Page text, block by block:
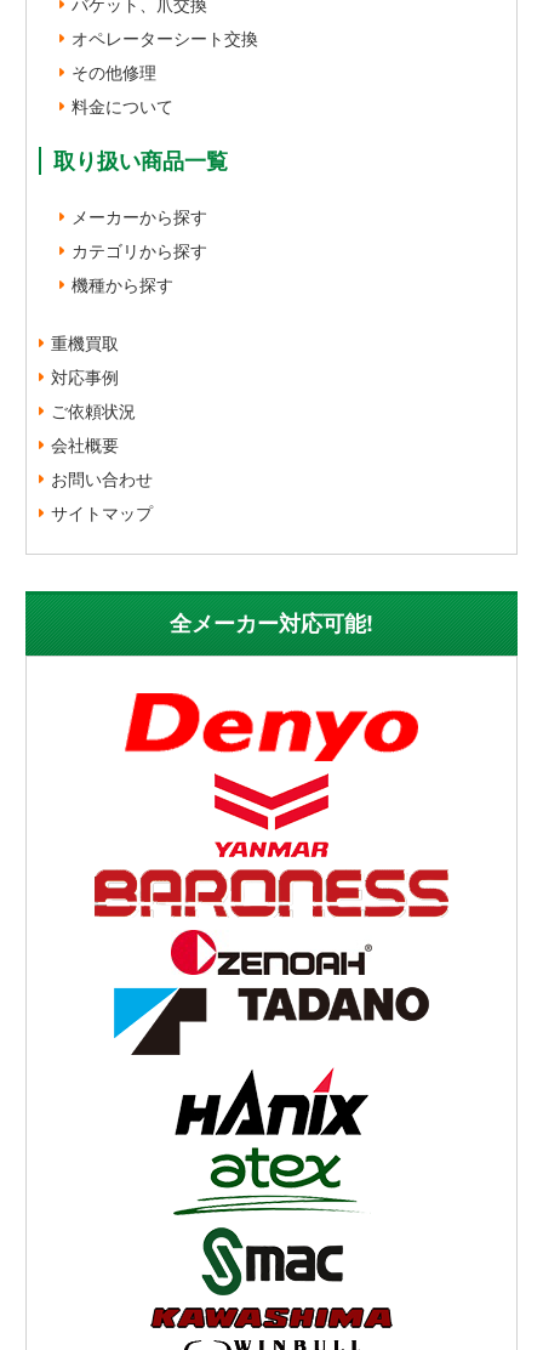
オペレーターシート交換
その他修理
料金について
取り扱い商品一覧
メーカーから探す
カテゴリから探す
機種から探す
重機買取
対応事例
ご依頼状況
会社概要
お問い合わせ
サイトマップ
全メーカー対応可能!